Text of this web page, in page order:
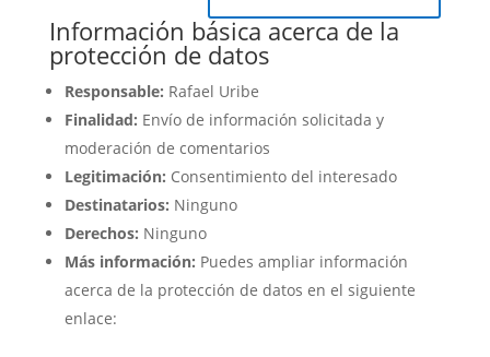
Información básica acerca de la
protección de datos
Responsable: Rafael Uribe
Finalidad: Envío de información solicitada y
moderación de comentarios
Legitimación: Consentimiento del interesado
Destinatarios: Ninguno
Derechos: Ninguno
Más información: Puedes ampliar información
acerca de la protección de datos en el siguiente
enlace: